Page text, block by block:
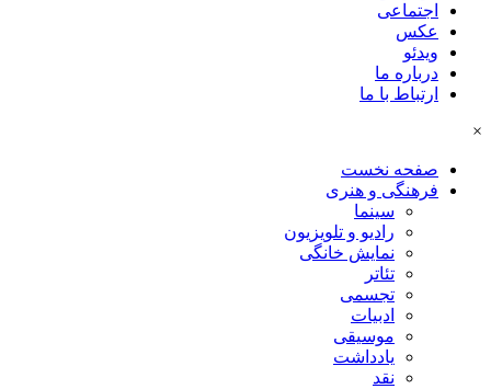
اجتماعی
عکس
ویدئو
درباره ما
ارتباط با ما
×
صفحه نخست
فرهنگی و هنری
سینما
رادیو و تلویزیون
نمایش خانگی
تئاتر
تجسمی
ادبیات
موسیقی
یادداشت
نقد